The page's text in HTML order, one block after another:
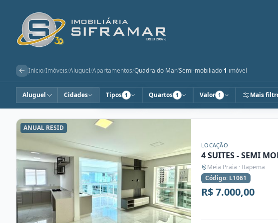
Início/Imóveis/Aluguel/Apartamentos/Quadra do Mar/Semi-mobiliado·1 imóvel
Aluguel Cidades Tipos 1 Quartos 1 Valor 1 Mais
ANUAL RESID
LOCAÇÃO
4 SUITES - SEMI
Meia Praia · Itapema
Código: L1061
R$ 7.000,00